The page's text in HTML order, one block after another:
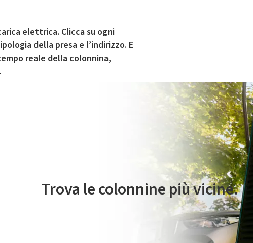
elettrica. Clicca su ogni
della presa e l’indirizzo. E
reale della colonnina,
.
Il servizio di mobilità elettrica è gestito da Plenitude On The Road
Trova le colonnine più vicine.